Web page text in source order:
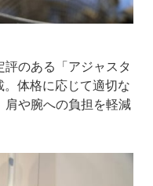
評のある「アジャスタ
体格に応じて適切な
肩や腕への負担を軽減